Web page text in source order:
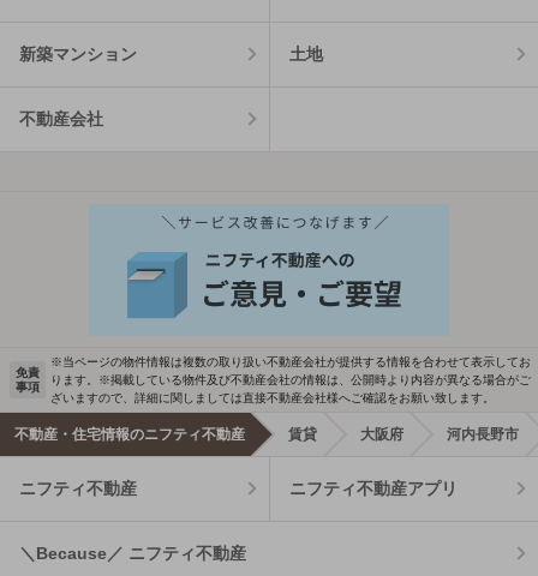
新築マンション 土地
不動産会社
免責
事項
※当ページの物件情報は複数の取り扱い不動産会社が提供する情報を合わせて表示してお
ります。※掲載している物件及び不動産会社の情報は、公開時より内容が異なる場合がご
ざいますので、詳細に関しましては直接不動産会社様へご確認をお願い致します。
不動産・住宅情報のニフティ不動産 賃貸 大阪府 河内長野市
ニフティ不動産 ニフティ不動産アプリ
＼Because／ ニフティ不動産